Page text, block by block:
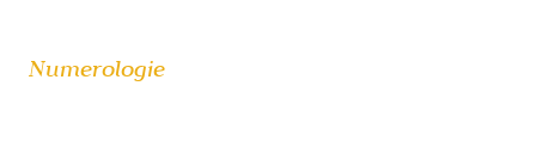
Numerologie